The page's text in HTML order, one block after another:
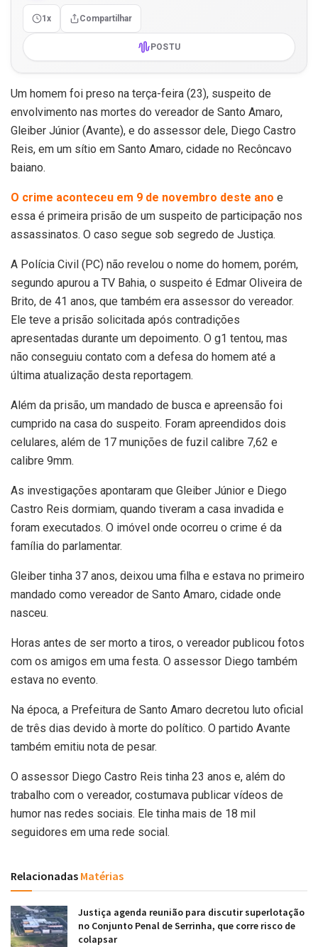
1x Compartilhar
POSTU
Um homem foi preso na terça-feira (23), suspeito de
envolvimento nas mortes do vereador de Santo Amaro,
Gleiber Júnior (Avante), e do assessor dele, Diego Castro
Reis, em um sítio em Santo Amaro, cidade no Recôncavo
baiano.
O crime aconteceu em 9 de novembro deste ano e
essa é primeira prisão de um suspeito de participação nos
assassinatos. O caso segue sob segredo de Justiça.
A Polícia Civil (PC) não revelou o nome do homem, porém,
segundo apurou a TV Bahia, o suspeito é Edmar Oliveira de
Brito, de 41 anos, que também era assessor do vereador.
Ele teve a prisão solicitada após contradições
apresentadas durante um depoimento. O g1 tentou, mas
não conseguiu contato com a defesa do homem até a
última atualização desta reportagem.
Além da prisão, um mandado de busca e apreensão foi
cumprido na casa do suspeito. Foram apreendidos dois
celulares, além de 17 munições de fuzil calibre 7,62 e
calibre 9mm.
As investigações apontaram que Gleiber Júnior e Diego
Castro Reis dormiam, quando tiveram a casa invadida e
foram executados. O imóvel onde ocorreu o crime é da
família do parlamentar.
Gleiber tinha 37 anos, deixou uma filha e estava no primeiro
mandado como vereador de Santo Amaro, cidade onde
nasceu.
Horas antes de ser morto a tiros, o vereador publicou fotos
com os amigos em uma festa. O assessor Diego também
estava no evento.
Na época, a Prefeitura de Santo Amaro decretou luto oficial
de três dias devido à morte do político. O partido Avante
também emitiu nota de pesar.
O assessor Diego Castro Reis tinha 23 anos e, além do
trabalho com o vereador, costumava publicar vídeos de
humor nas redes sociais. Ele tinha mais de 18 mil
seguidores em uma rede social.
Relacionadas Matérias
Justiça agenda reunião para discutir superlotação
no Conjunto Penal de Serrinha, que corre risco de
colapsar